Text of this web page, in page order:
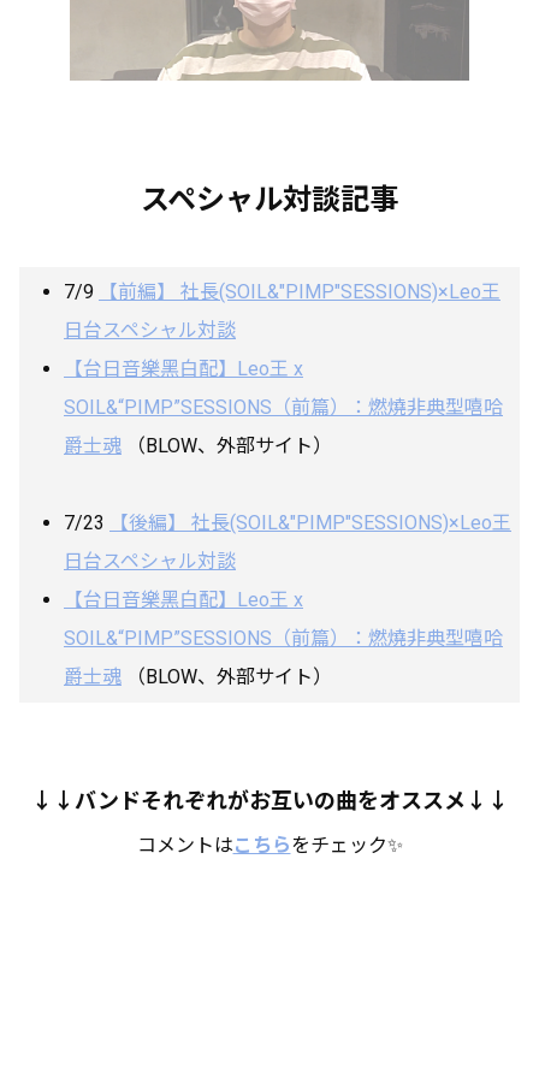
スペシャル対談記事
7/9
【前編】 社長(SOIL&"PIMP"SESSIONS)×Leo王
日台スペシャル対談
【台日音樂黑白配】Leo王 x
SOIL&“PIMP”SESSIONS（前篇）：燃燒非典型嘻哈
爵士魂 （BLOW、外部サイト）
7/23
【後編】 社長(SOIL&"PIMP"SESSIONS)×Leo王
日台スペシャル対談
【台日音樂黑白配】Leo王 x
SOIL&“PIMP”SESSIONS（前篇）：燃燒非典型嘻哈
爵士魂 （BLOW、外部サイト）
↓↓バンドそれぞれがお互いの曲をオススメ↓↓
コメントはこちらをチェック✨